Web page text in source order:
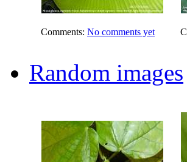
Comments: No comments yet
Random images